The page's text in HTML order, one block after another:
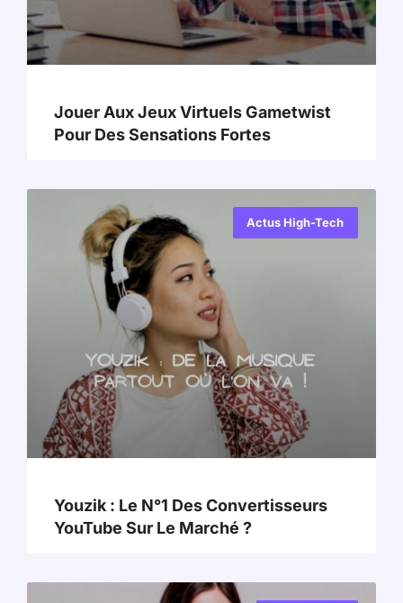
Jouer Aux Jeux Virtuels Gametwist
Pour Des Sensations Fortes
Actus High-Tech
Youzik : Le N°1 Des Convertisseurs
YouTube Sur Le Marché ?